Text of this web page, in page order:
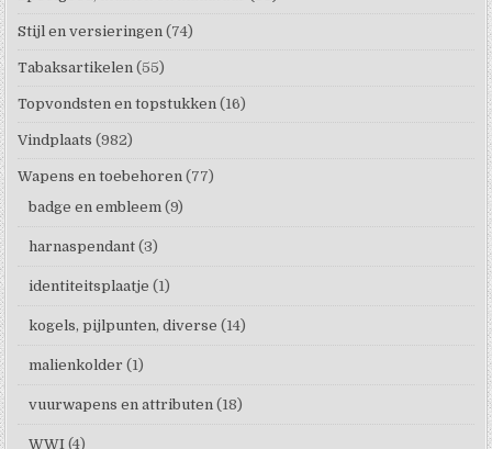
Stijl en versieringen (74)
Tabaksartikelen (55)
Topvondsten en topstukken (16)
Vindplaats (982)
Wapens en toebehoren (77)
badge en embleem (9)
harnaspendant (3)
identiteitsplaatje (1)
kogels, pijlpunten, diverse (14)
malienkolder (1)
vuurwapens en attributen (18)
WWI (4)